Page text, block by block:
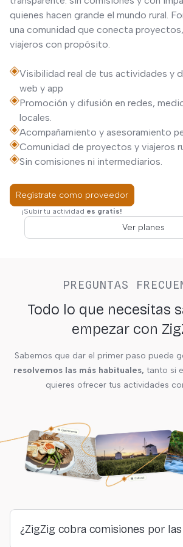
quienes hacen grande el mundo rural.
una comunidad que conecta
viajeros con propósito.
Visibilidad real de tus actividades y
web y app
Promoción y difusión en redes,
locales.
Acompañamiento y asesoramiento
Comunidad de proyectos y viajeros
Sin comisiones ni intermediarios.
Regístrate como proveedor
¡Subir tu actividad es gratis!
Ver planes
PREGUNTAS
Todo lo que necesitas
empezar con
Sabemos que dar el primer paso puede
resolvemos las más habituales, tanto si
quieres ofrecer tus actividades
¿ZigZig cobra comisiones por